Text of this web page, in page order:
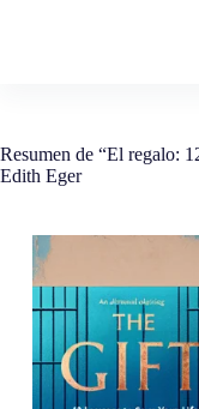
Resumen de “El regalo:
Edith Eger